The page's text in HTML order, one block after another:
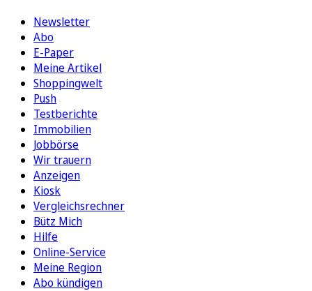
Newsletter
Abo
E-Paper
Meine Artikel
Shoppingwelt
Push
Testberichte
Immobilien
Jobbörse
Wir trauern
Anzeigen
Kiosk
Vergleichsrechner
Bütz Mich
Hilfe
Online-Service
Meine Region
Abo kündigen